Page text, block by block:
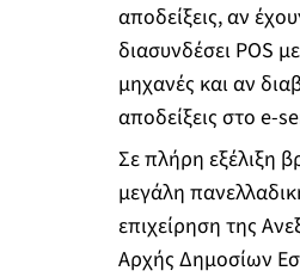
αποδείξεις, αν
διασυνδέσει POS
μηχανές και αν
αποδείξεις στο e-
Σε πλήρη εξέλιξη
μεγάλη
επιχείρηση της
Αρχής Δημοσίων